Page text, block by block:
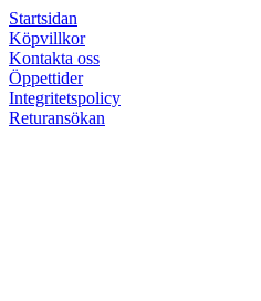
Startsidan
Köpvillkor
Kontakta oss
Öppettider
Integritetspolicy
Returansökan